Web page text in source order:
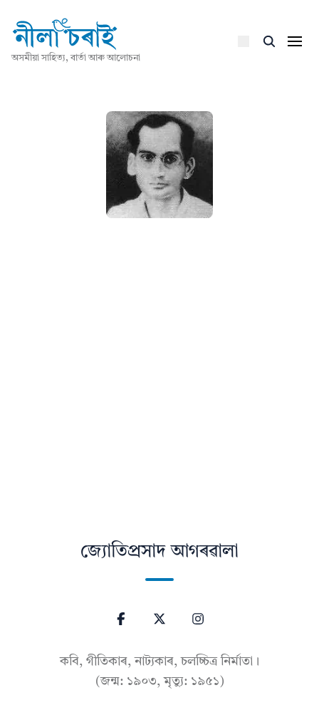
অসমীয়া সাহিত্য, বাৰ্তা আৰু আলোচনা
জ্যোতিপ্ৰসাদ আগৰৱালা
কবি, গীতিকাৰ, নাট্যকাৰ, চলচ্চিত্ৰ নিৰ্মাতা।
(জন্ম: ১৯০৩, মৃত্যু: ১৯৫১)